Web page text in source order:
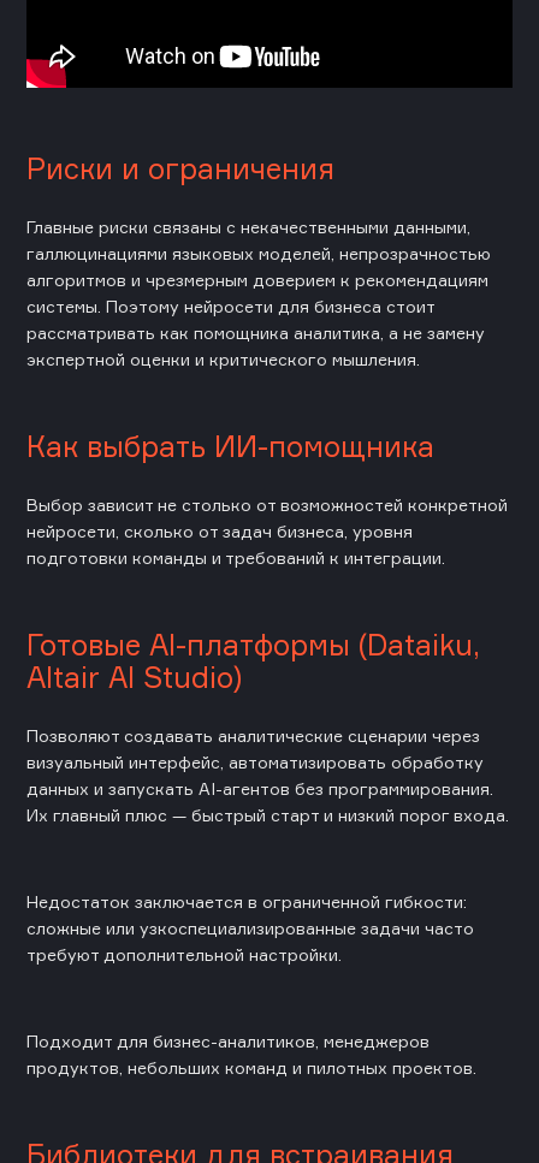
Риски и ограничения
Главные риски связаны с некачественными данными,
галлюцинациями языковых моделей, непрозрачностью
алгоритмов и чрезмерным доверием к рекомендациям
системы. Поэтому нейросети для бизнеса стоит
рассматривать как помощника аналитика, а не замену
экспертной оценки и критического мышления.
Как выбрать ИИ-помощника
Выбор зависит не столько от возможностей конкретной
нейросети, сколько от задач бизнеса, уровня
подготовки команды и требований к интеграции.
Готовые AI-платформы (Dataiku,
Altair AI Studio)
Позволяют создавать аналитические сценарии через
визуальный интерфейс, автоматизировать обработку
данных и запускать AI-агентов без программирования.
Их главный плюс — быстрый старт и низкий порог входа.
Недостаток заключается в ограниченной гибкости:
сложные или узкоспециализированные задачи часто
требуют дополнительной настройки.
Подходит для бизнес-аналитиков, менеджеров
продуктов, небольших команд и пилотных проектов.
Библиотеки для встраивания